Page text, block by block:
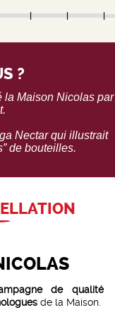
?
la Maison Nicolas par
Nectar qui illustrait
de bouteilles.
de qualité
de la Maison.